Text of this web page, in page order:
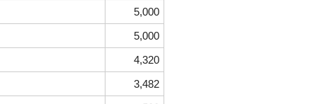
5,000
5,000
4,320
3,482